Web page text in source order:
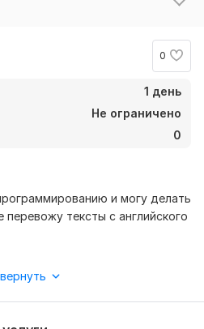
0
1 день
Не ограничено
0
и могу делать
перевожу тексты с английского
сделать следующее